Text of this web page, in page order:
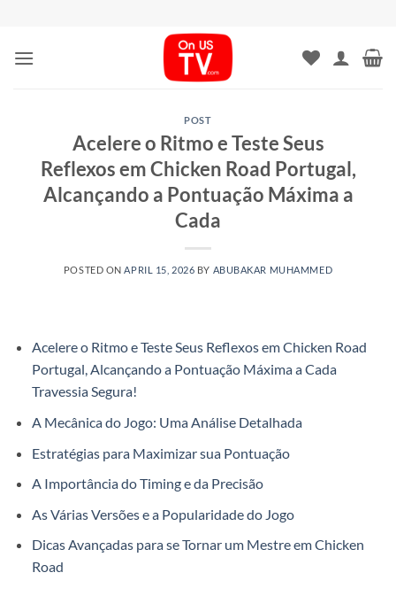
content
POST
Acelere o Ritmo e Teste Seus
Reflexos em Chicken Road Portugal,
Alcançando a Pontuação Máxima a
Cada
POSTED ON APRIL 15, 2026 BY ABUBAKAR MUHAMMED
Acelere o Ritmo e Teste Seus Reflexos em Chicken Road
Portugal, Alcançando a Pontuação Máxima a Cada
Travessia Segura!
A Mecânica do Jogo: Uma Análise Detalhada
Estratégias para Maximizar sua Pontuação
A Importância do Timing e da Precisão
As Várias Versões e a Popularidade do Jogo
Dicas Avançadas para se Tornar um Mestre em Chicken
Road